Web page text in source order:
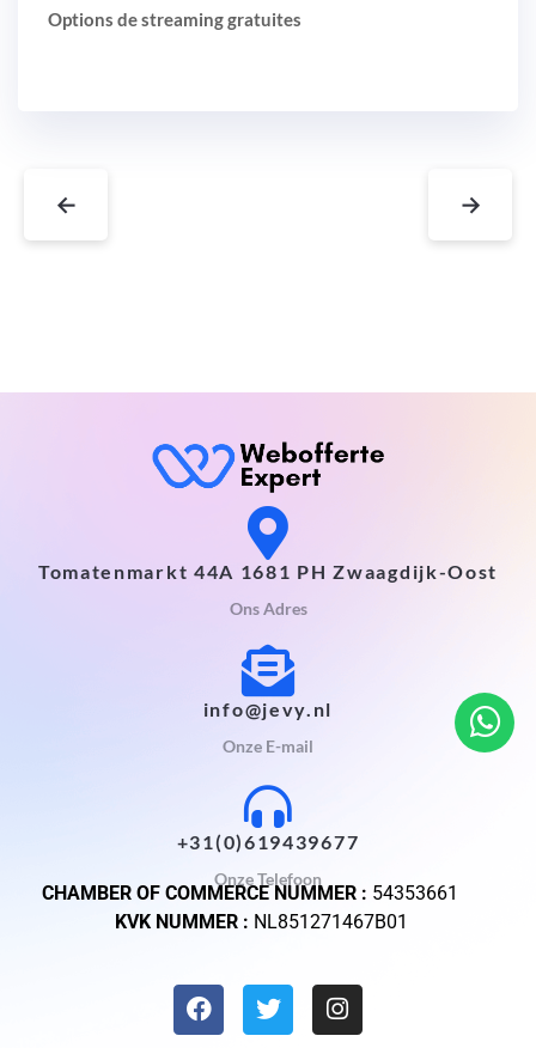
Options de streaming gratuites
← →
Tomatenmarkt 44A 1681 PH Zwaagdijk-Oost
Ons Adres
info@jevy.nl
Onze E-mail
+31(0)619439677
Onze Telefoon
CHAMBER OF COMMERCE NUMMER : 54353661
KVK NUMMER : NL851271467B01